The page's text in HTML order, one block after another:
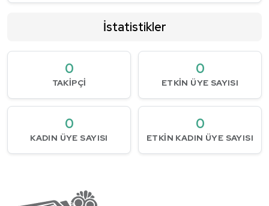
İstatistikler
0
TAKIPÇI
0
ETKIN ÜYE SAYISI
0
KADIN ÜYE SAYISI
0
ETKIN KADIN ÜYE SAYISI